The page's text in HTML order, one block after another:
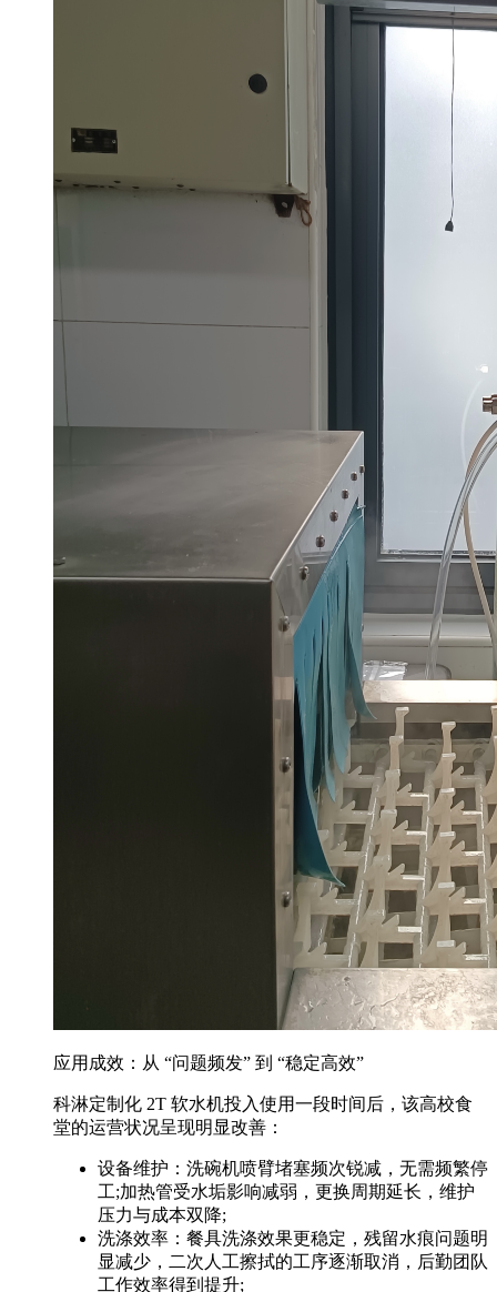
应用成效：从 “问题频发” 到 “稳定高效”
科淋定制化 2T 软水机投入使用一段时间后，该高校食
堂的运营状况呈现明显改善：
设备维护：洗碗机喷臂堵塞频次锐减，无需频繁停
工;加热管受水垢影响减弱，更换周期延长，维护
压力与成本双降;
洗涤效率：餐具洗涤效果更稳定，残留水痕问题明
显减少，二次人工擦拭的工序逐渐取消，后勤团队
工作效率得到提升;